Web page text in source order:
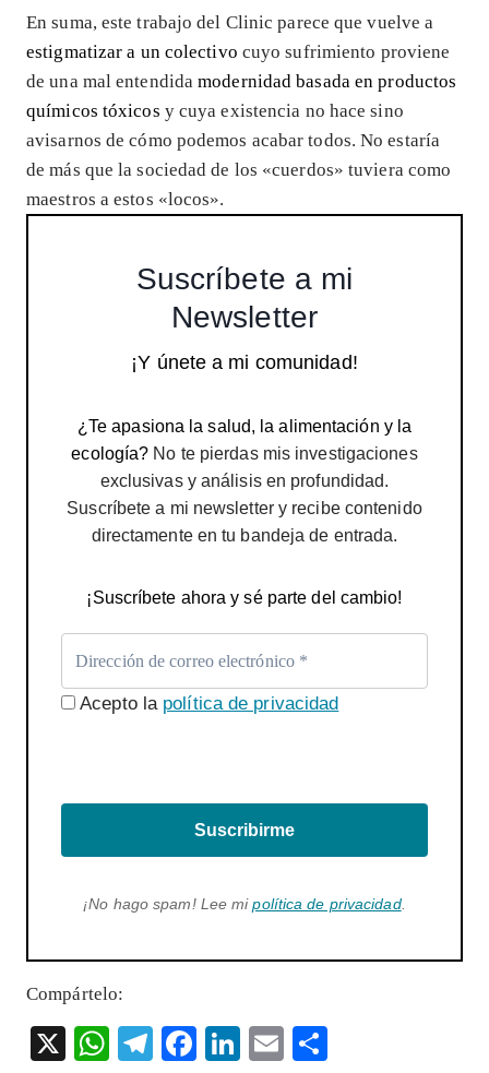
En suma, este trabajo del Clinic parece que vuelve a
estigmatizar a un colectivo cuyo sufrimiento proviene
de una mal entendidamodernidad basada en productos
químicos tóxicos y cuya existencia no hace sino
avisarnos de cómo podemos acabar todos. No estaría
de más que la sociedad de los «cuerdos» tuviera como
maestros a estos «locos».
Suscríbete a mi
Newsletter
¡Y únete a mi comunidad!
¿Te apasiona la salud, la alimentación y la
ecología? No te pierdas mis investigaciones
exclusivas y análisis en profundidad.
Suscríbete a mi newsletter y recibe contenido
directamente en tu bandeja de entrada.
¡Suscríbete ahora y sé parte del cambio!
Acepto la política de privacidad
Suscribirme
¡No hago spam! Lee mipolítica de privacidad.
Compártelo:
X
W T
F
Li E